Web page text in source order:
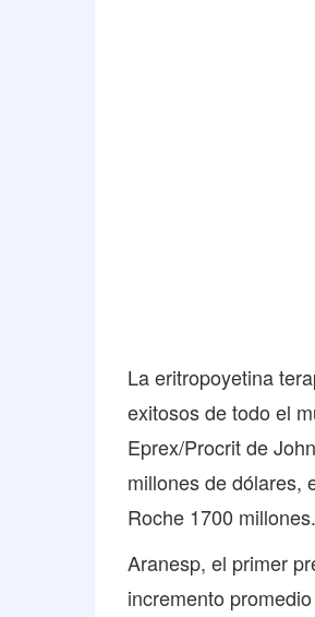
La eritropoyetina
exitosos de todo el
Eprex/Procrit de
millones de dólares,
Roche 1700 millones.
Aranesp, el primer
incremento